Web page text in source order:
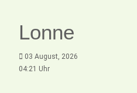
Lonne
03 August, 2026
04:21 Uhr